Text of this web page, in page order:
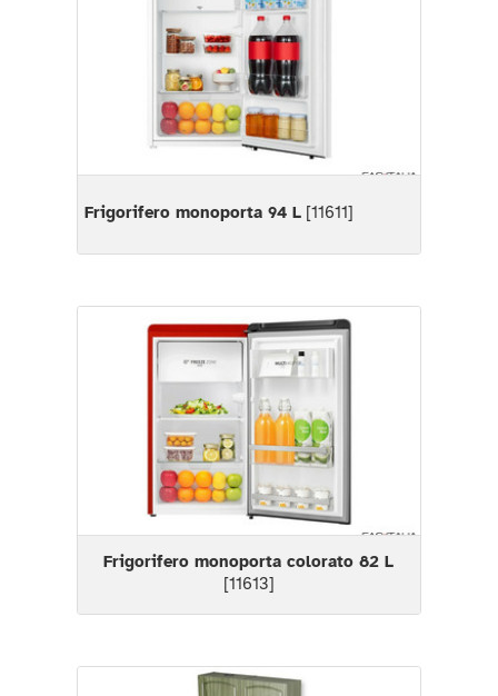
Frigorifero monoporta 94 L [11611]
Frigorifero monoporta colorato 82 L
[11613]